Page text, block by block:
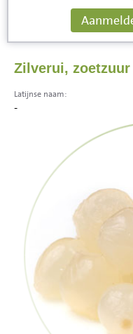
Zilverui, zoetzuur
Latijnse naam:
-